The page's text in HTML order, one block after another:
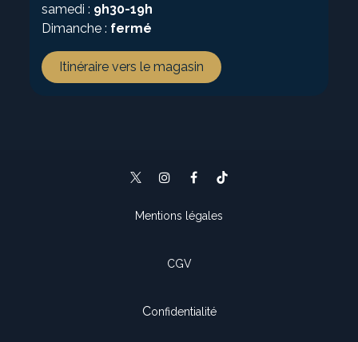
samedi : 9h30-19h
Dimanche : fermé
Itinéraire vers le magasin
Mentions légales
CGV
Confidentialité